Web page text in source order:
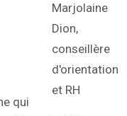
qui